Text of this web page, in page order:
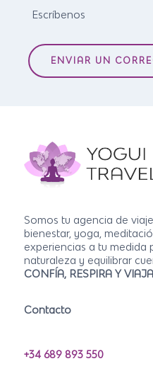
Escríbenos
ENVIAR UN
Somos tu agencia de
bienestar, yoga,
experiencias a tu medida
naturaleza y equilibrar
CONFÍA, RESPIRA Y
Contacto
+34 689 893 550